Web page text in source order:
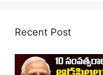
Recent Post